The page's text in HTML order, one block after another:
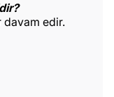
davam edir.